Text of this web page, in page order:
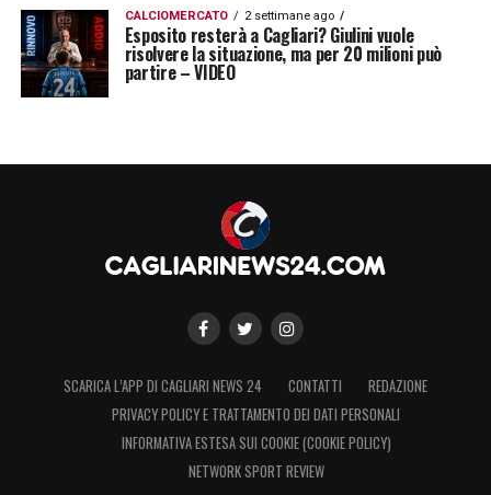
CALCIOMERCATO 2 settimane ago
Esposito resterà a Cagliari? Giulini vuole
risolvere la situazione, ma per 20 milioni può
partire – VIDEO
SCARICA L’APP DI CAGLIARI NEWS 24 CONTATTI
REDAZIONE
PRIVACY POLICY E TRATTAMENTO DEI DATI PERSONALI
INFORMATIVA ESTESA SUI COOKIE (COOKIE POLICY)
NETWORK SPORT REVIEW